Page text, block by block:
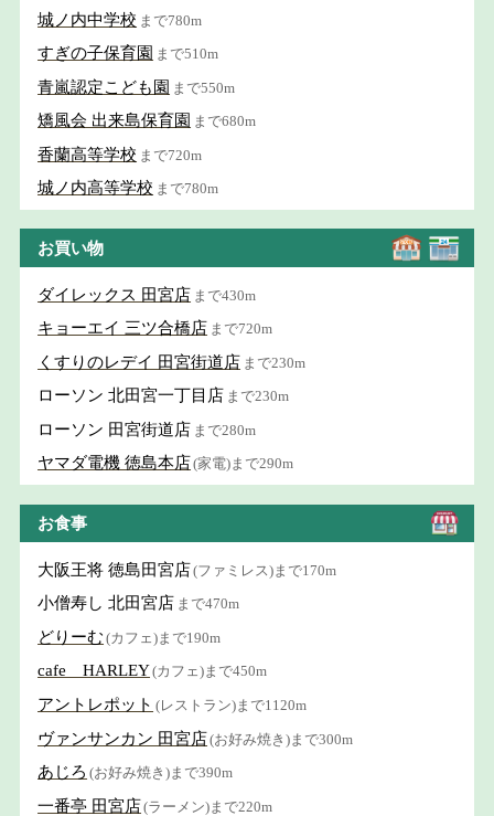
城ノ内中学校 まで780m
すぎの子保育園 まで510m
青嵐認定こども園 まで550m
矯風会 出来島保育園 まで680m
香蘭高等学校 まで720m
城ノ内高等学校 まで780m
お買い物
ダイレックス 田宮店 まで430m
キョーエイ 三ツ合橋店 まで720m
くすりのレデイ 田宮街道店 まで230m
ローソン 北田宮一丁目店 まで230m
ローソン 田宮街道店 まで280m
ヤマダ電機 徳島本店(家電)まで290m
お食事
大阪王将 徳島田宮店(ファミレス)まで170m
小僧寿し 北田宮店 まで470m
どりーむ (カフェ)まで190m
cafe HARLEY(カフェ)まで450m
アントレポット (レストラン)まで1120m
ヴァンサンカン 田宮店(お好み焼き)まで300m
あじろ (お好み焼き)まで390m
一番亭 田宮店(ラーメン)まで220m